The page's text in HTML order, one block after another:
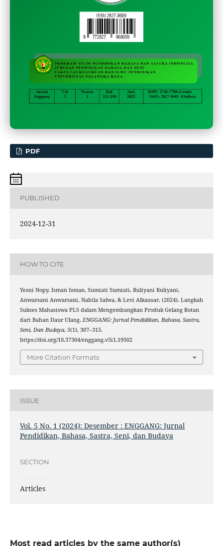
PDF
PUBLISHED
2024-12-31
HOW TO CITE
Yesni Nopy, Isman Isman, Sumiati Sumiati, Ruliyani Ruliyani,
Anwarsani Anwarsani, Nabila Salwa, & Levi Alkausar. (2024). Langkah
Sukses Mahasiswa PLS dalam Mengembangkan Produk Gelang Rotan
dari Bahan Daur Ulang. ENGGANG: Jurnal Pendidikan, Bahasa, Sastra,
Seni, Dan Budaya, 5(1), 307–315.
https://doi.org/10.37304/enggang.v5i1.19502
More Citation Formats
ISSUE
Vol. 5 No. 1 (2024): Desember : ENGGANG: Jurnal
Pendidikan, Bahasa, Sastra, Seni, dan Budaya
SECTION
Articles
Most read articles by the same author(s)